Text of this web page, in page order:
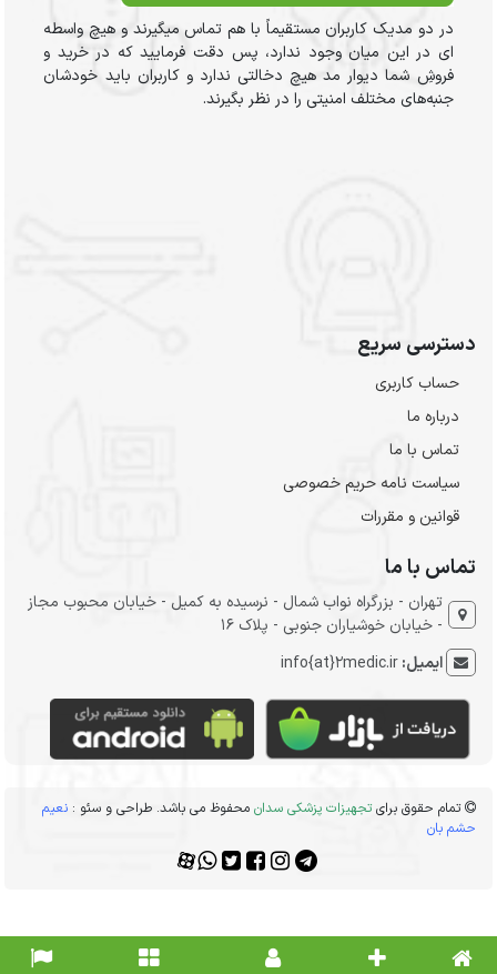
در دو مدیک کاربران مستقیماً با هم تماس میگیرند و هیچ واسطه
ای در این میان وجود ندارد، پس دقت فرمایید که در خرید و
فروشِ شما دیوار مد هیچ دخالتی ندارد و کاربران باید خودشان
جنبه‌های مختلف امنیتی را در نظر بگیرند.
دسترسی سریع
حساب کاربری
درباره ما
تماس با ما
سیاست نامه حریم خصوصی
قوانین و مقررات
تماس با ما
تهران - بزرگراه نواب شمال - نرسیده به کمیل - خیابان محبوب مجاز
- خیابان خوشیاران جنوبی - پلاک 16
ایمیل:info{at}2medic.ir
تمام حقوق برایتجهیزات پزشکی سدان محفوظ می باشد. طراحی و سئو :نعیم
حشم بان